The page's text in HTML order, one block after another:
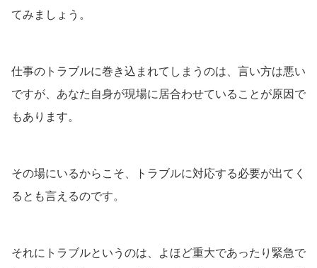
てみましょう。
仕事のトラブルに巻き込まれてしまうのは、言い方は悪い
ですが、あなた自身が現場に居合わせていることが原因で
もあります。
その場にいるからこそ、トラブルに対応する必要が出てく
るとも言えるのです。
それにトラブルというのは、よほど重大であったり緊急で